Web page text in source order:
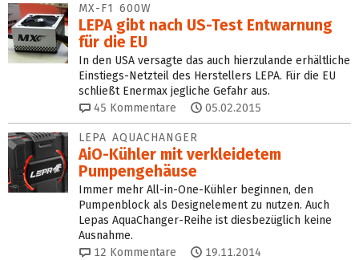
MX-F1 600W
LEPA gibt nach US-Test Entwarnung
für die EU
In den USA versagte das auch hierzulande erhältliche
Einstiegs-Netzteil des Herstellers LEPA. Für die EU
schließt Enermax jegliche Gefahr aus.
45 Kommentare 05.02.2015
LEPA AQUACHANGER
AiO-Kühler mit verkleidetem
Pumpengehäuse
Immer mehr All-in-One-Kühler beginnen, den
Pumpenblock als Designelement zu nutzen. Auch
Lepas AquaChanger-Reihe ist diesbezüglich keine
Ausnahme.
12 Kommentare 19.11.2014